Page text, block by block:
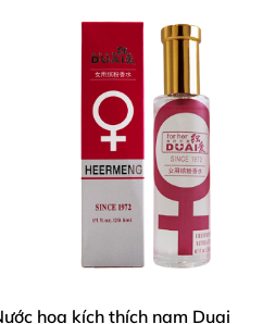
gây kích ứng da, lưu
hoa kích thích nam Duai